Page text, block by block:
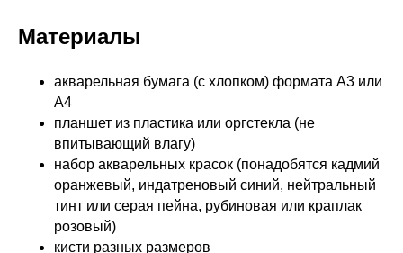
Материалы
акварельная бумага (с хлопком) формата А3 или
А4
планшет из пластика или оргстекла (не
впитывающий влагу)
набор акварельных красок (понадобятся кадмий
оранжевый, индатреновый синий, нейтральный
тинт или серая пейна, рубиновая или краплак
розовый)
кисти разных размеров